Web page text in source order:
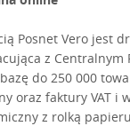
Posnet Vero jest
z Centralnym
do 250 000
oraz faktury VAT i
z rolką